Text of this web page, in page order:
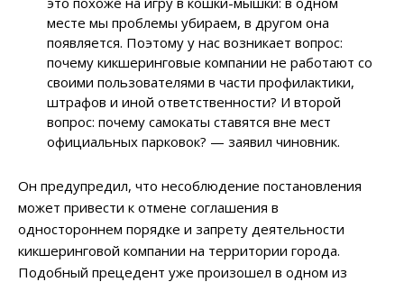
месте мы проблемы убираем, в другом она
появляется. Поэтому у нас возникает вопрос:
почему кикшеринговые компании не работают со
своими пользователями в части профилактики,
штрафов и иной ответственности? И второй
вопрос: почему самокаты ставятся вне мест
официальных парковок? — заявил чиновник.
Он предупредил, что несоблюдение постановления
может привести к отмене соглашения в
одностороннем порядке и запрету деятельности
кикшеринговой компании на территории города.
Подобный прецедент уже произошел в одном из